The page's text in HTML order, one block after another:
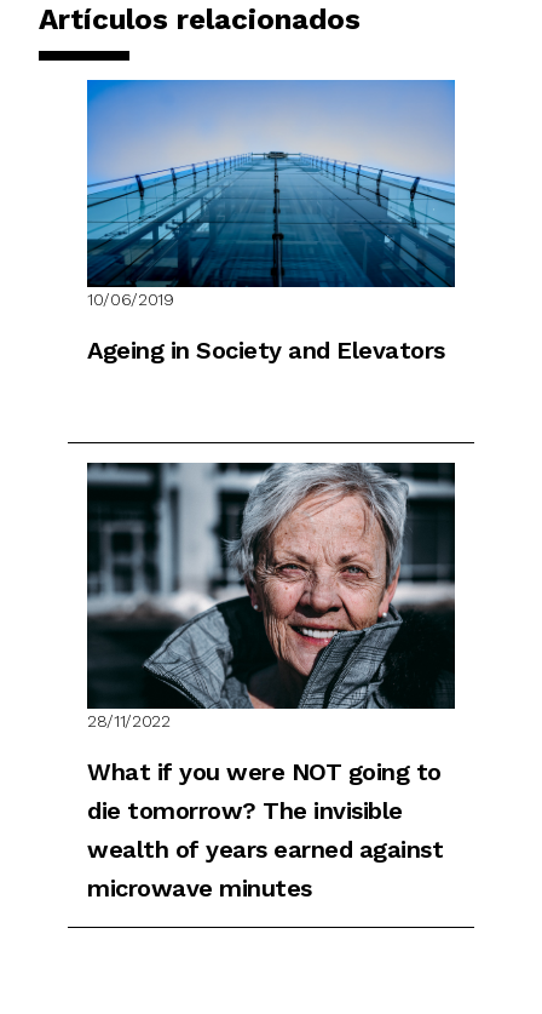
Artículos relacionados
10/06/2019
Ageing in Society and Elevators
28/11/2022
What if you were NOT going to
die tomorrow? The invisible
wealth of years earned against
microwave minutes